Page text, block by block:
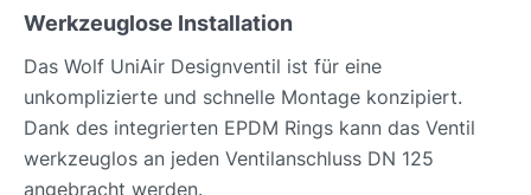
Werkzeuglose Installation
Das Wolf UniAir Designventil ist für eine
unkomplizierte und schnelle Montage konzipiert.
Dank des integrierten EPDM Rings kann das Ventil
werkzeuglos an jeden Ventilanschluss DN 125
angebracht werden.